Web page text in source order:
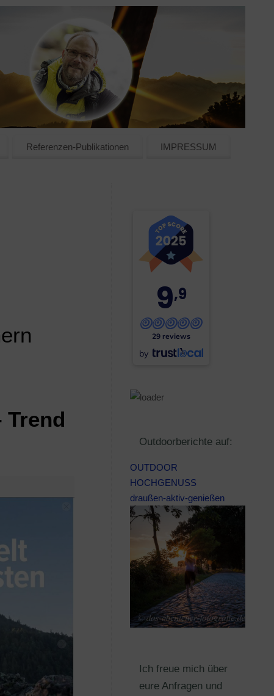
Referenzen-Publikationen IMPRESSUM
9,9
29 reviews
by
Outdoorberichte auf:
OUTDOOR
HOCHGENUSS
draußen-aktiv-genießen
Ich freue mich über
eure Anfragen und